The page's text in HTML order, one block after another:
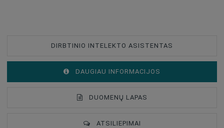
DIRBTINIO INTELEKTO ASISTENTAS
DAUGIAU INFORMACIJOS
DUOMENŲ LAPAS
ATSILIEPIMAI